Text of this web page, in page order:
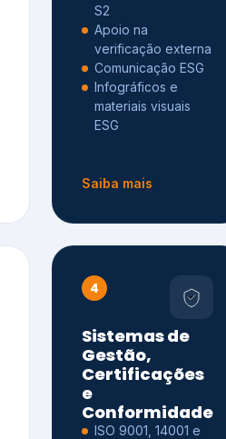
S2
Apoio na
verificação externa
Comunicação ESG
Infográficos e
materiais visuais
ESG
Saiba mais
4
Sistemas de
Gestão,
Certificações
e
Conformidade
ISO 9001, 14001 e